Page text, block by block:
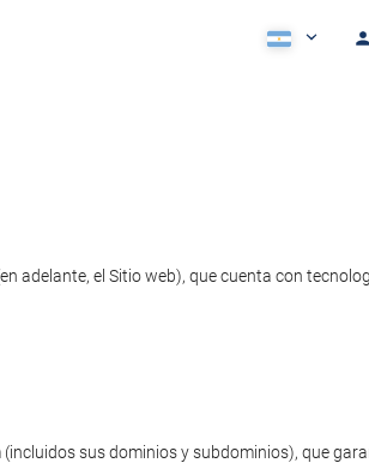
adelante, el Sitio web), que cuenta con
sus dominios y subdominios), que